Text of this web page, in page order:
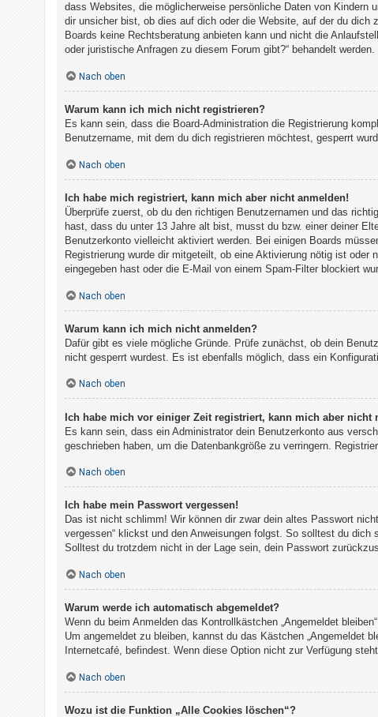
dass Websites, die möglicherweise persönliche Daten von Kindern
dir unsicher bist, ob dies auf dich oder die Website, auf der du
Boards keine Rechtsberatung anbieten kann und nicht die
oder juristische Anfragen zu diesem Forum gibt?“ behandelt werden.
Nach oben
Warum kann ich mich nicht registrieren?
Es kann sein, dass die Board-Administration die Registrierung
Benutzername, mit dem du dich registrieren möchtest, gesperrt
Nach oben
Ich habe mich registriert, kann mich aber nicht anmelden!
Überprüfe zuerst, ob du den richtigen Benutzernamen und das
hast, dass du unter 13 Jahre alt bist, musst du bzw. einer deiner
Benutzerkonto vielleicht aktiviert werden. Bei einigen Boards
Registrierung wurde dir mitgeteilt, ob eine Aktivierung nötig ist
eingegeben hast oder die E-Mail von einem Spam-Filter blockiert
Nach oben
Warum kann ich mich nicht anmelden?
Dafür gibt es viele mögliche Gründe. Prüfe zunächst, ob dein
nicht gesperrt wurdest. Es ist ebenfalls möglich, dass ein
Nach oben
Ich habe mich vor einiger Zeit registriert, kann mich aber nicht
Es kann sein, dass ein Administrator dein Benutzerkonto aus
geschrieben haben, um die Datenbankgröße zu verringern.
Nach oben
Ich habe mein Passwort vergessen!
Das ist nicht schlimm! Wir können dir zwar dein altes Passwort
vergessen“ klickst und den Anweisungen folgst. So solltest du dich
Solltest du trotzdem nicht in der Lage sein, dein Passwort
Nach oben
Warum werde ich automatisch abgemeldet?
Wenn du beim Anmelden das Kontrollkästchen „Angemeldet
Um angemeldet zu bleiben, kannst du das Kästchen „Angemeldet
Internetcafé, befindest. Wenn diese Option nicht zur Verfügung
Nach oben
Wozu ist die Funktion „Alle Cookies löschen“?